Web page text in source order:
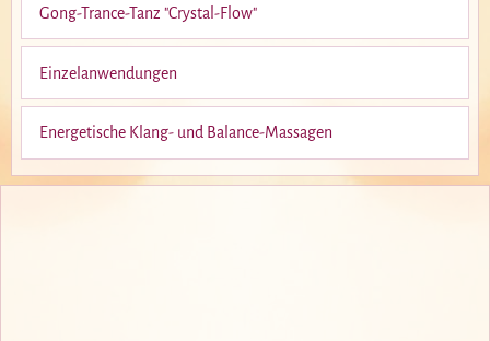
Gong-Trance-Tanz "Crystal-Flow"
Einzelanwendungen
Energetische Klang- und Balance-Massagen